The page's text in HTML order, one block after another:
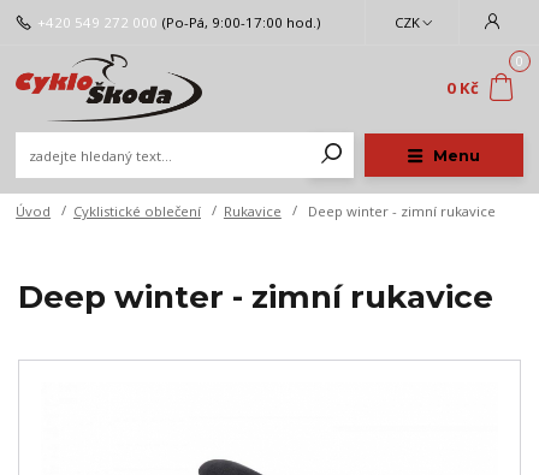
Menu
CZK
+420 549 272 000 (Po-Pá, 9:00-17:00 hod.)
0
0 Kč
Úvod Cyklistické oblečení Rukavice Deep winter - zimní rukavice
Deep winter - zimní rukavice